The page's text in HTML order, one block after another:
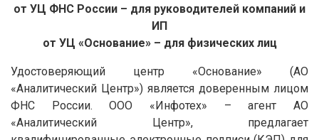
от УЦ ФНС России – для руководителей компаний и
ИП
от УЦ «Основание» – для физических лиц
Удостоверяющий центр «Основание» (АО
«Аналитический Центр») является доверенным лицом
ФНС России. ООО «Инфотех» – агент АО
«Аналитический Центр», предлагает